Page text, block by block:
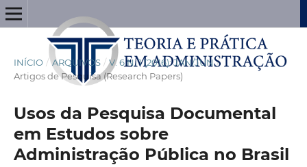
INÍCIO / ARQUIVOS / V. 6 N. 1 (2016): JAN/JUN /
Artigos de Pesquisa (Research Papers)
Usos da Pesquisa Documental
em Estudos sobre
Administração Pública no Brasil